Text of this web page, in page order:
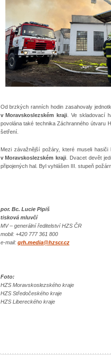
Od brzkých ranních hodin zasahovaly
v Moravskoslezském kraji . Ve skladovací
povolána také technika Záchranného útvaru
šetření.
Mezi závažnější požáry, které museli
v Moravskoslezském kraji . Dvacet devět
připojených hal. Byl vyhlášen III. stupeň
por. Bc. Lucie Pipiš
tisková mluvčí
MV – generální ředitelství HZS ČR
mobil: +420 777 361 800
e-mail: grh.media@hzscr.cz
Foto:
HZS Moravskoslezského kraje
HZS Středočeského kraje
HZS Libereckého kraje